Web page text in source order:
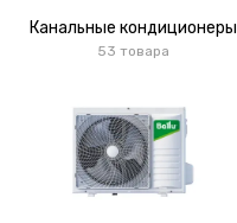
Канальные кондиционеры
53 товара